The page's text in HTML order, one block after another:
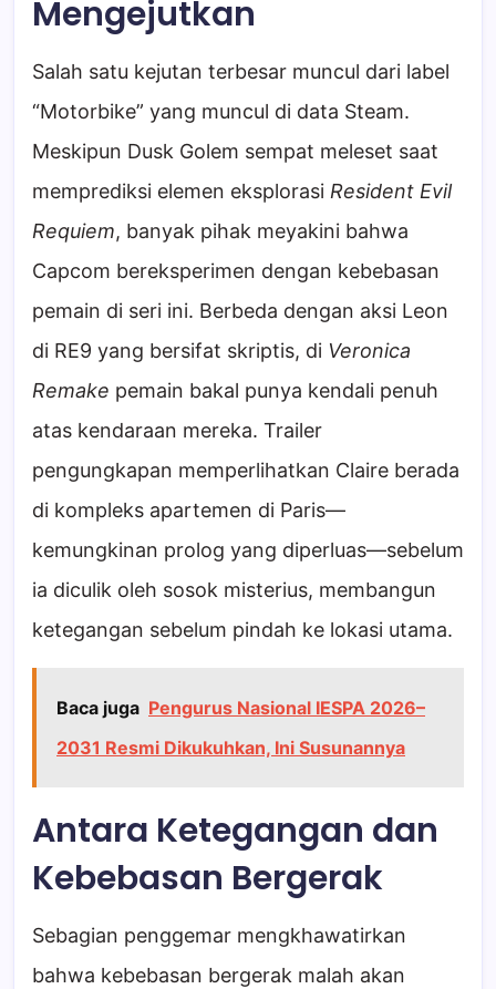
Mengejutkan
Salah satu kejutan terbesar muncul dari label
“Motorbike” yang muncul di data Steam.
Meskipun Dusk Golem sempat meleset saat
memprediksi elemen eksplorasi Resident Evil
Requiem, banyak pihak meyakini bahwa
Capcom bereksperimen dengan kebebasan
pemain di seri ini. Berbeda dengan aksi Leon
di RE9 yang bersifat skriptis, di Veronica
Remake pemain bakal punya kendali penuh
atas kendaraan mereka. Trailer
pengungkapan memperlihatkan Claire berada
di kompleks apartemen di Paris—
kemungkinan prolog yang diperluas—sebelum
ia diculik oleh sosok misterius, membangun
ketegangan sebelum pindah ke lokasi utama.
Baca juga Pengurus Nasional IESPA 2026–
2031 Resmi Dikukuhkan, Ini Susunannya
Antara Ketegangan dan
Kebebasan Bergerak
Sebagian penggemar mengkhawatirkan
bahwa kebebasan bergerak malah akan